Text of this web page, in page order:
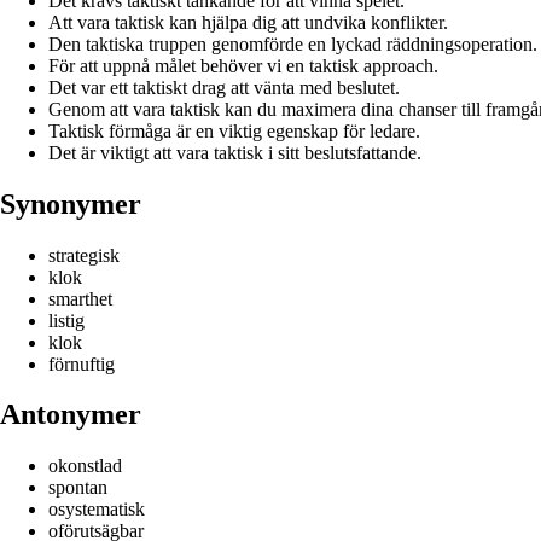
Att vara taktisk kan hjälpa dig att undvika konflikter.
Den taktiska truppen genomförde en lyckad räddningsoperation.
För att uppnå målet behöver vi en taktisk approach.
Det var ett taktiskt drag att vänta med beslutet.
Genom att vara taktisk kan du maximera dina chanser till
Taktisk förmåga är en viktig egenskap för ledare.
Det är viktigt att vara taktisk i sitt beslutsfattande.
Synonymer
strategisk
klok
smarthet
listig
klok
förnuftig
Antonymer
okonstlad
spontan
osystematisk
oförutsägbar